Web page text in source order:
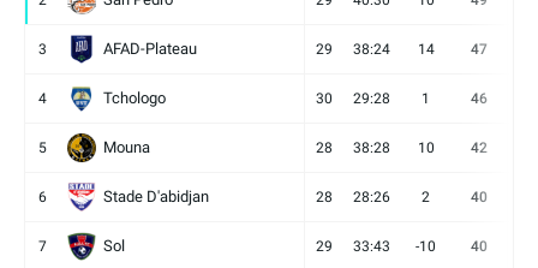
3 AFAD-Plateau 29 38:24 14 47
4 Tchologo 30 29:28 1 46
5 Mouna 28 38:28 10 42
6 Stade D'abidjan 28 28:26 2 40
7 Sol 29 33:43 -10 40